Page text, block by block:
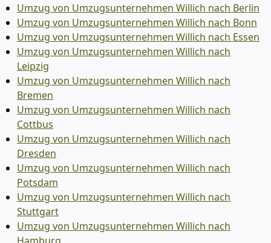
Umzug von Umzugsunternehmen Willich nach Berlin
Umzug von Umzugsunternehmen Willich nach Bonn
Umzug von Umzugsunternehmen Willich nach Essen
Umzug von Umzugsunternehmen Willich nach
Leipzig
Umzug von Umzugsunternehmen Willich nach
Bremen
Umzug von Umzugsunternehmen Willich nach
Cottbus
Umzug von Umzugsunternehmen Willich nach
Dresden
Umzug von Umzugsunternehmen Willich nach
Potsdam
Umzug von Umzugsunternehmen Willich nach
Stuttgart
Umzug von Umzugsunternehmen Willich nach